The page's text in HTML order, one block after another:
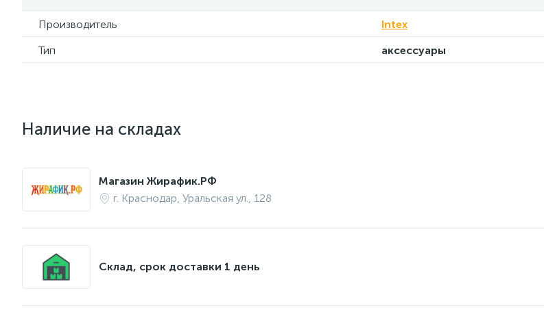
Производитель
Intex
Тип
аксессуары
Наличие на складах
Магазин Жирафик.РФ
г. Краснодар, Уральская ул., 128
Склад, срок доставки 1 день